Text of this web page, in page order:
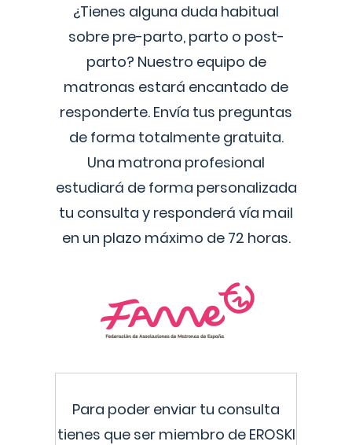
¿Tienes alguna duda habitual
sobre pre-parto, parto o post-
parto? Nuestro equipo de
matronas estará encantado de
responderte. Envía tus preguntas
de forma totalmente gratuita.
Una matrona profesional
estudiará de forma personalizada
tu consulta y responderá vía mail
en un plazo máximo de 72 horas.
Para poder enviar tu consulta
tienes que ser miembro de EROSKI